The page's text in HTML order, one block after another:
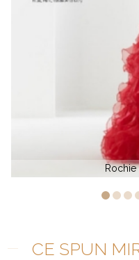
Rochie de
CE SPUN